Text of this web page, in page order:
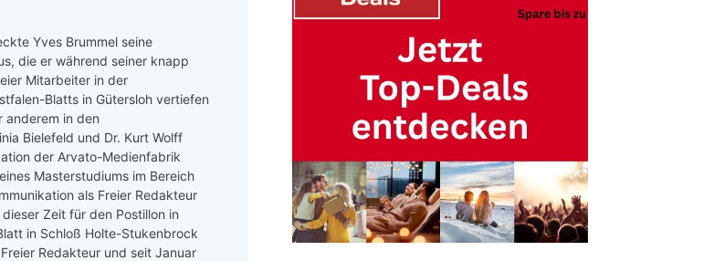
Yves Brummel seine
die er während seiner knapp
Mitarbeiter in der
Blatts in Gütersloh vertiefen
anderem in den
Bielefeld und Dr. Kurt Wolff
der Arvato-Medienfabrik
Masterstudiums im Bereich
als Freier Redakteur
Zeit für den Postillon in
in Schloß Holte-Stukenbrock
Redakteur und seit Januar